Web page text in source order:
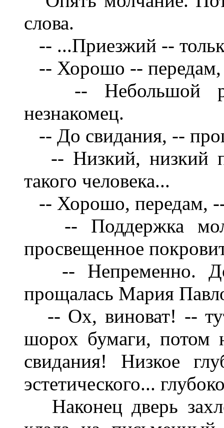
слова.
-- ...Приезжий --
-- Хорошо -- передам,
-- Небольшой
незнакомец.
-- До свидания, --
-- Низкий, низкий
такого человека...
-- Хорошо, передам,
-- Поддержка
просвещенное
-- Непременно. До
прощалась Мария
-- Ох, виноват! --
шорох бумаги, потом
свидания! Низкое
эстетического...
Наконец дверь